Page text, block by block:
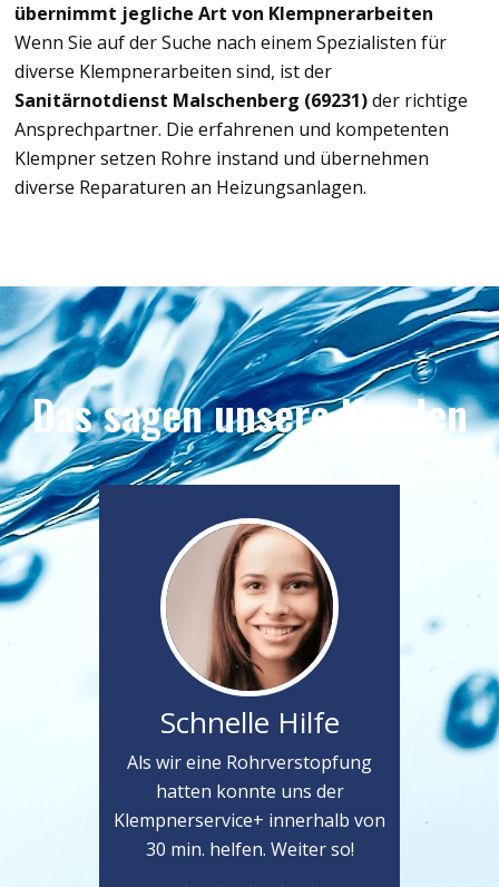
übernimmt jegliche Art von Klempnerarbeiten
Wenn Sie auf der Suche nach einem Spezialisten für
diverse Klempnerarbeiten sind, ist der
Sanitärnotdienst Malschenberg (69231)der richtige
Ansprechpartner. Die erfahrenen und kompetenten
Klempner setzen Rohre instand und übernehmen
diverse Reparaturen an Heizungsanlagen.
Das sagen unsere Kunden
Schnelle Hilfe
Als wir eine Rohrverstopfung
hatten konnte uns der
Klempnerservice+ innerhalb von
30 min. helfen. Weiter so!